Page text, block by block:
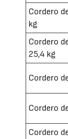
Cordero
kg
Cordero
25,4 kg
Cordero
Cordero
Cordero